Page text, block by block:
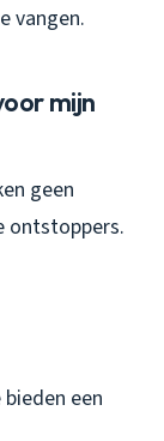
vangen.
mijn
geen
ontstoppers.
een